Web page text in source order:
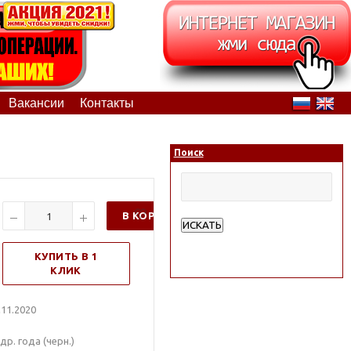
Вакансии Контакты
В КОРЗИНУ
КУПИТЬ В 1
КЛИК
года (черн.)
Поиск
ИСКАТЬ